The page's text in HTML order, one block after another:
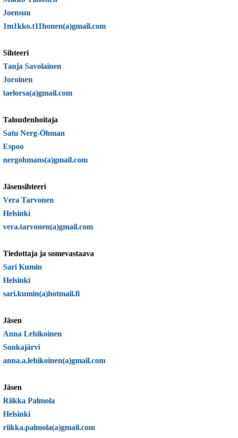
Joensuu
1m1kko.t11honen(a)gmail.com
Sihteeri
Tanja Savolainen
Joroinen
taelorsa(a)gmail.com
Taloudenhoitaja
Satu Nerg-Öhman
Espoo
nergohmans(a)gmail.com
Jäsensihteeri
Vera Tarvonen
Helsinki
vera.tarvonen(a)gmail.com
Tiedottaja ja somevastaava
Sari Kumin
Helsinki
sari.kumin(a)hotmail.fi
Jäsen
Anna Lehikoinen
Sonkajärvi
anna.a.lehikoinen(a)gmail.com
Jäsen
Riikka Palmola
Helsinki
riikka.palmola(a)gmail.com